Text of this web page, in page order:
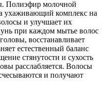
Полиэфир молочной
ухаживающий комплекс на
и улучшает их
при каждом мытье волос
восстанавливает
естественный баланс
стянутости и сухость
расслабляется. Волосы
и получают